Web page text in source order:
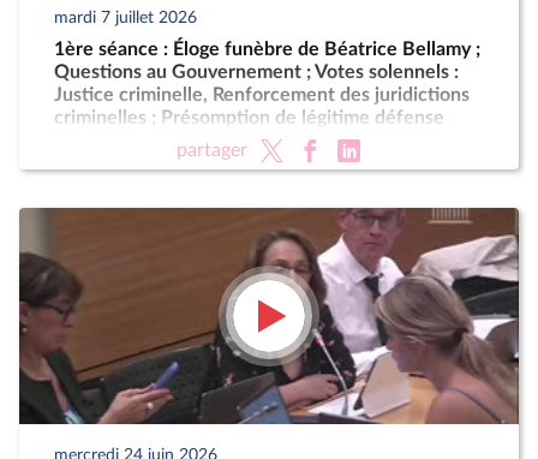
mardi 7 juillet 2026
1ère séance : Éloge funèbre de Béatrice Bellamy ;
Questions au Gouvernement ; Votes solennels :
Justice criminelle, Renforcement des juridictions
criminelles ; Présomption de légitime défense
pour les forces de l'ordre
partager
mercredi 24 juin 2026